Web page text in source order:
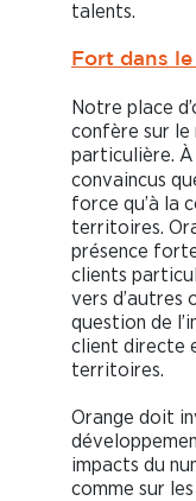
talents.
Fort dans
Notre place
confère sur le
particulière. À
convaincus
force qu’à la
territoires.
présence
clients
vers d’autres
question de
client directe
territoires.
Orange doit
impacts du
comme sur